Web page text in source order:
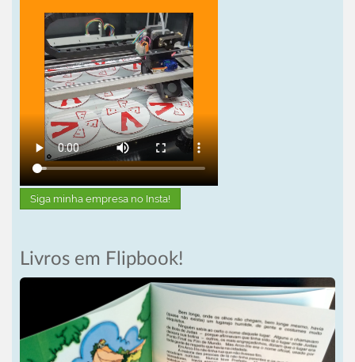
Siga minha empresa no Insta!
Livros em Flipbook!